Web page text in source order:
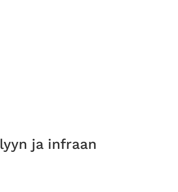
ja infraan